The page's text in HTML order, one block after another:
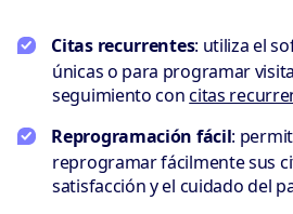
Citas recurrentes: utiliza el
únicas o para programar
seguimiento concitas
Reprogramación fácil:
reprogramar fácilmente sus
satisfacción y el cuidado del